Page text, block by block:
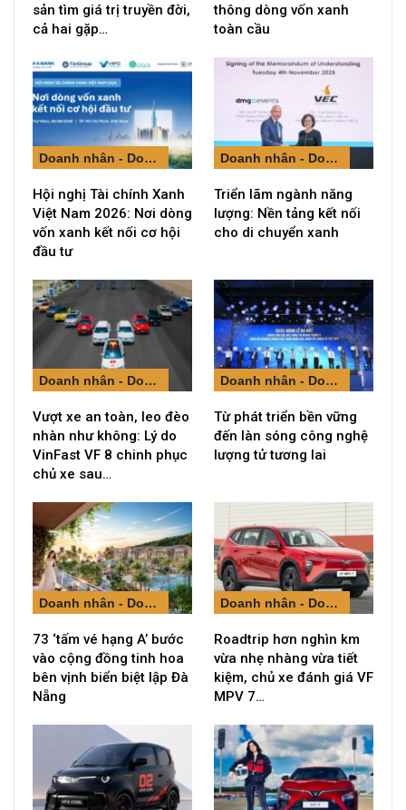
sản tìm giá trị truyền đời,
cả hai gặp…
thông dòng vốn xanh
toàn cầu
Doanh nhân - Doanh nghiệp
Hội nghị Tài chính Xanh
Việt Nam 2026: Nơi dòng
vốn xanh kết nối cơ hội
đầu tư
Doanh nhân - Doanh nghiệp
Triển lãm ngành năng
lượng: Nền tảng kết nối
cho di chuyển xanh
Doanh nhân - Doanh nghiệp
Vượt xe an toàn, leo đèo
nhàn như không: Lý do
VinFast VF 8 chinh phục
chủ xe sau…
Doanh nhân - Doanh nghiệp
Từ phát triển bền vững
đến làn sóng công nghệ
lượng tử tương lai
Doanh nhân - Doanh nghiệp
73 ‘tấm vé hạng A’ bước
vào cộng đồng tinh hoa
bên vịnh biển biệt lập Đà
Nẵng
Doanh nhân - Doanh nghiệp
Roadtrip hơn nghìn km
vừa nhẹ nhàng vừa tiết
kiệm, chủ xe đánh giá VF
MPV 7…